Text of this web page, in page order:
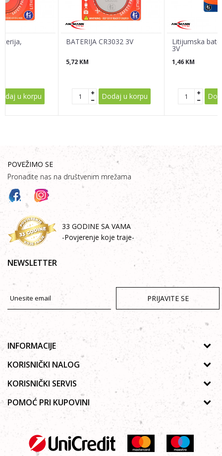
u korpu
BATERIJA CR3032 3V
5,72 KM
Dodaj u korpu
Litijumska
3V
1,46 KM
POVEŽIMO SE
Pronađite nas na društvenim mrežama
33 GODINE SA VAMA
-Povjerenje koje traje-
NEWSLETTER
PRIJAVITE SE
INFORMACIJE
O nama
Galerija
Saradnja
KORISNIČKI NALOG
Uputstvo za registraciju
Zaboravljena lozinka
Poručivanje
KORISNIČKI SERVIS
Politika privatnosti
Autorska prava
Uslovi korišćenja
Uslovi isporuke
POMOĆ PRI KUPOVINI
Kako kupiti online?
Najčešća pitanja